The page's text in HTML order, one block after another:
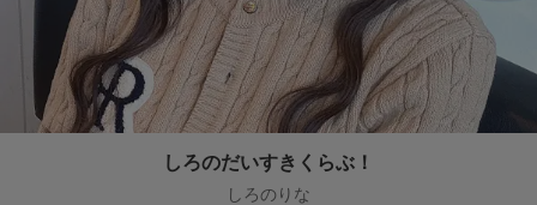
しろのだいすきくらぶ！
しろのりな